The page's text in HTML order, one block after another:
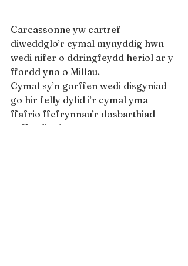
Carcassonne yw cartref
diweddglo’r cymal mynyddig hwn
wedi nifer o ddringfeydd heriol ar y
ffordd yno o Millau.
Cymal sy’n gorffen wedi disgyniad
go hir felly dylid i’r cymal yma
ffafrio ffefrynnau’r dosbarthiad
cyffredinol.